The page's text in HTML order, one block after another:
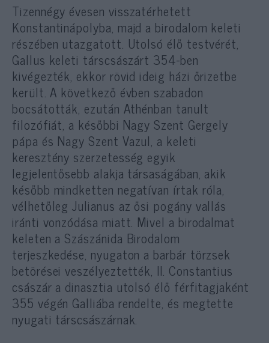
Tizennégy évesen visszatérhetett
Konstantinápolyba, majd a birodalom keleti
részében utazgatott. Utolsó élő testvérét,
Gallus keleti társcsászárt 354-ben
kivégezték, ekkor rövid ideig házi őrizetbe
került. A következő évben szabadon
bocsátották, ezután Athénban tanult
filozófiát, a későbbi Nagy Szent Gergely
pápa és Nagy Szent Vazul, a keleti
keresztény szerzetesség egyik
legjelentősebb alakja társaságában, akik
később mindketten negatívan írtak róla,
vélhetőleg Julianus az ősi pogány vallás
iránti vonzódása miatt. Mivel a birodalmat
keleten a Szászánida Birodalom
terjeszkedése, nyugaton a barbár törzsek
betörései veszélyeztették, II. Constantius
császár a dinasztia utolsó élő férfitagjaként
355 végén Galliába rendelte, és megtette
nyugati társcsászárnak.